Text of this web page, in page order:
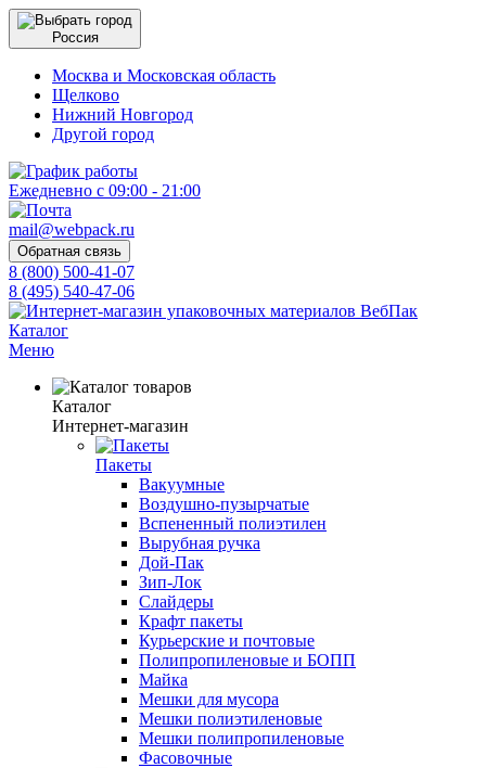
Россия
Москва и Московская область
Щелково
Нижний Новгород
Другой город
Ежедневно с 09:00 - 21:00
mail@webpack.ru
Обратная связь
8 (800) 500-41-07
8 (495) 540-47-06
Каталог
Меню
Каталог
Интернет-магазин
Пакеты
Вакуумные
Воздушно-пузырчатые
Вспененный полиэтилен
Вырубная ручка
Дой-Пак
Зип-Лок
Слайдеры
Крафт пакеты
Курьерские и почтовые
Полипропиленовые и БОПП
Майка
Мешки для мусора
Мешки полиэтиленовые
Мешки полипропиленовые
Фасовочные